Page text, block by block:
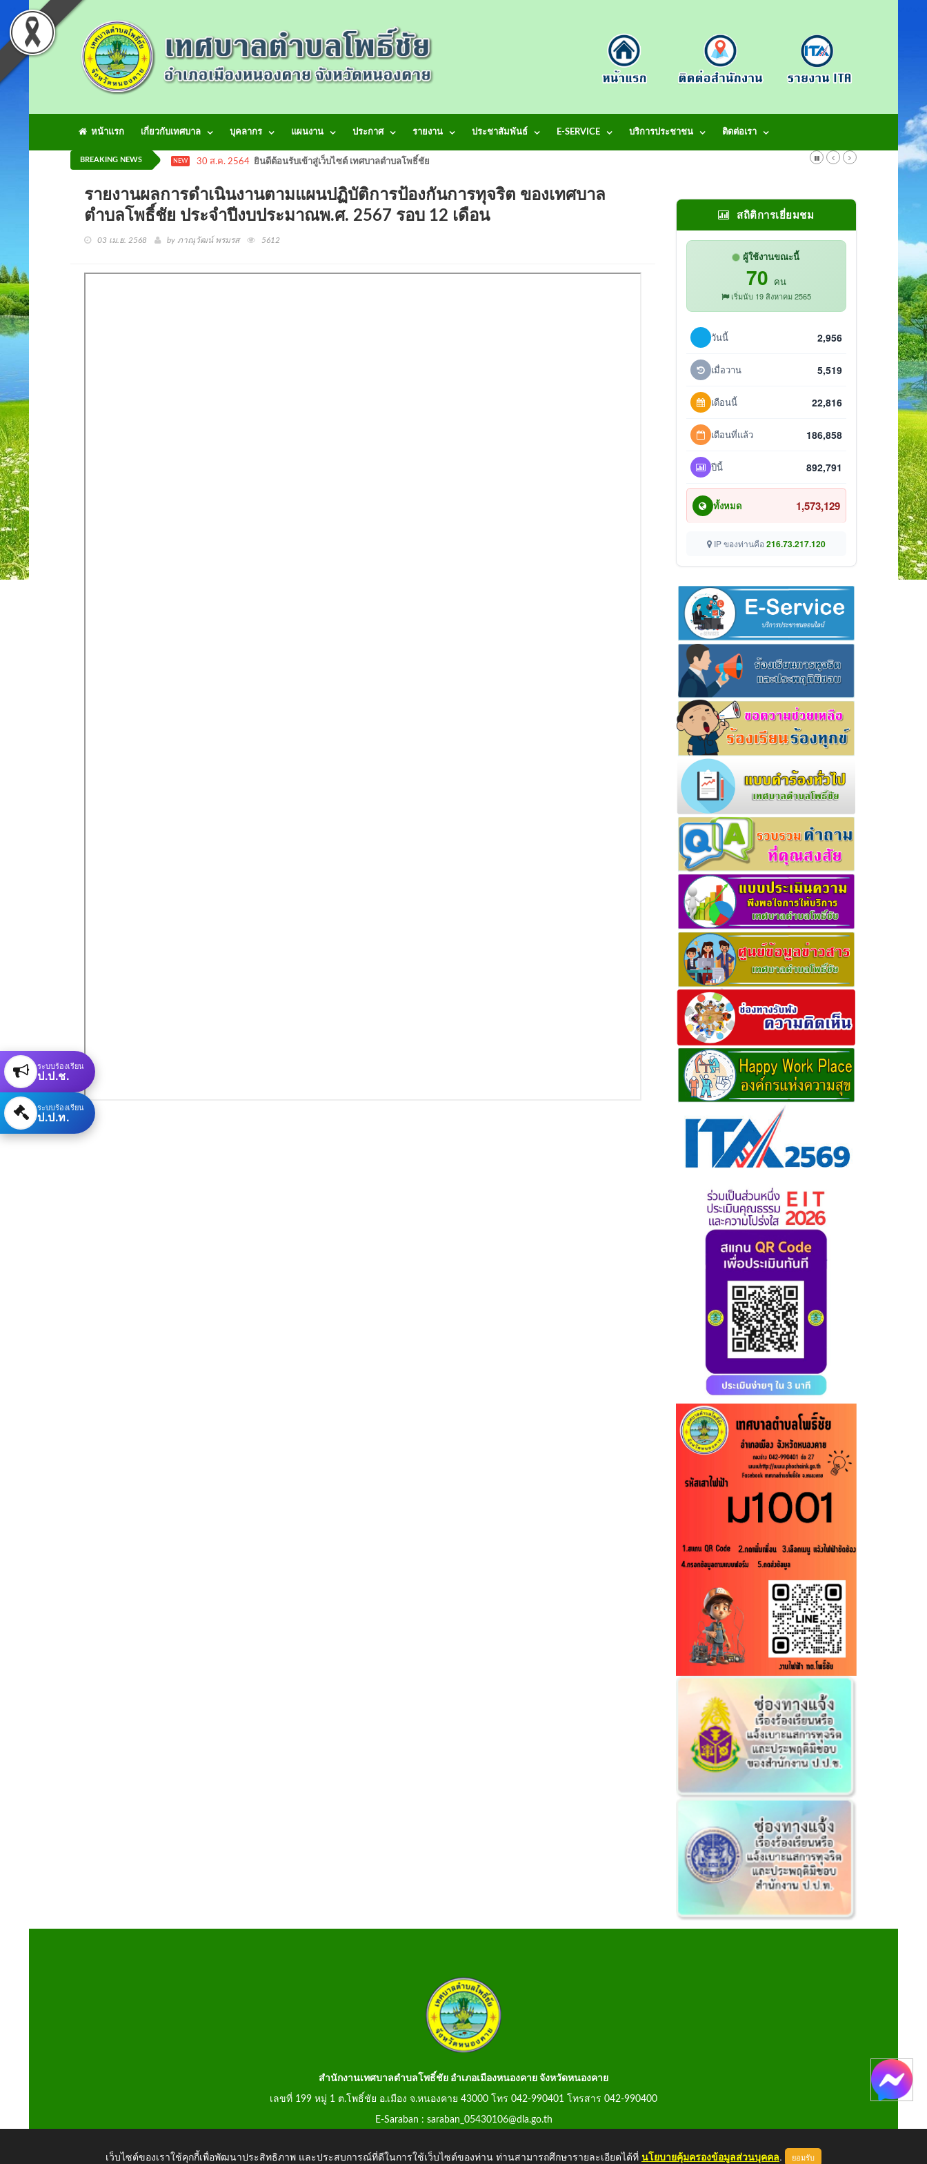
หน้าแรก เกี่ยวกับเทศบาล บุคลากร แผนงาน ประกาศ รายงาน ประชาสัมพันธ์ E-SERVICE บริการประชาชน ติดต่อเรา
BREAKING NEWS NEW 30 ส.ค. 2564 ยินดีต้อนรับเข้าสู่เว็บไซต์ เทศบาลตำบลโพธิ์ชัย
รายงานผลการดำเนินงานตามแผนปฏิบัติการป้องกันการทุจริต ของเทศบาล
ตำบลโพธิ์ชัย ประจำปีงบประมาณพ.ศ. 2567 รอบ 12 เดือน
03 เม.ย. 2568 by ภาณุวัฒน์ พรมรส 5612
สถิติการเยี่ยมชม
ผู้ใช้งานขณะนี้
70 คน
เริ่มนับ 19 สิงหาคม 2565
วันนี้ 2,956
เมื่อวาน 5,519
เดือนนี้ 22,816
เดือนที่แล้ว 186,858
ปีนี้ 892,791
ทั้งหมด 1,573,129
IP ของท่านคือ 216.73.217.120
สำนักงานเทศบาลตำบลโพธิ์ชัย อำเภอเมืองหนองคาย จังหวัดหนองคาย
เลขที่ 199 หมู่ 1 ต.โพธิ์ชัย อ.เมือง จ.หนองคาย 43000 โทร 042-990401 โทรสาร 042-990400
E-Saraban : saraban_05430106@dla.go.th
ระบบร้องเรียน
ป.ป.ช.
ระบบร้องเรียน
ป.ป.ท.
เว็บไซต์ของเราใช้คุกกี้เพื่อพัฒนาประสิทธิภาพ และประสบการณ์ที่ดีในการใช้เว็บไซต์ของท่าน ท่านสามารถศึกษารายละเอียดได้ที่ นโยบายคุ้มครองข้อมูลส่วนบุคคล. ยอมรับ